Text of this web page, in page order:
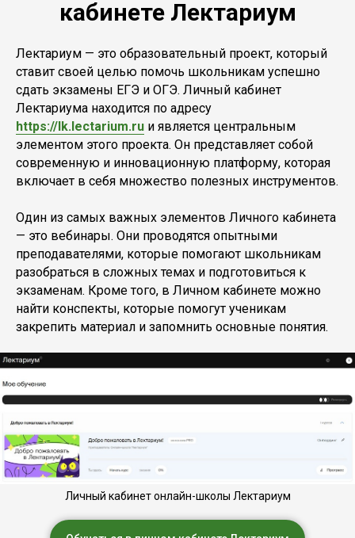
кабинете Лектариум
Лектариум — это образовательный проект, который
ставит своей целью помочь школьникам успешно
сдать экзамены ЕГЭ и ОГЭ. Личный кабинет
Лектариума находится по адресу
https://lk.lectarium.ru и является центральным
элементом этого проекта. Он представляет собой
современную и инновационную платформу, которая
включает в себя множество полезных инструментов.
Один из самых важных элементов Личного кабинета
— это вебинары. Они проводятся опытными
преподавателями, которые помогают школьникам
разобраться в сложных темах и подготовиться к
экзаменам. Кроме того, в Личном кабинете можно
найти конспекты, которые помогут ученикам
закрепить материал и запомнить основные понятия.
Личный кабинет онлайн-школы Лектариум